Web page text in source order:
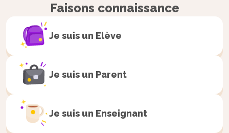
Faisons connaissance
Je suis un Elève
Je suis un Parent
Je suis un Enseignant